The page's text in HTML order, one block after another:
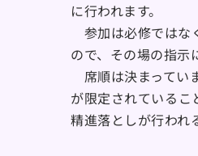
に行われます。
参加は必修ではな
ので、その場の指示
席順は決まってい
が限定されているこ
精進落としが行われ